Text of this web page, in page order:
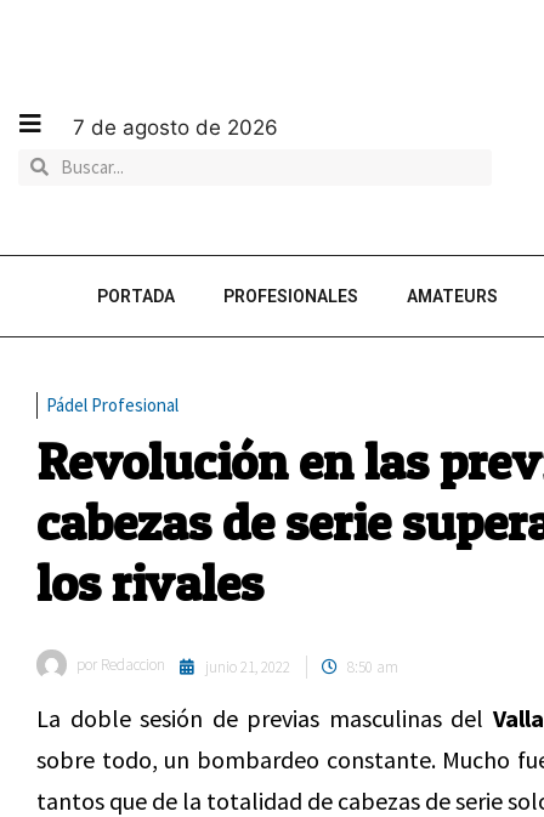
7 de agosto de 2026
PORTADA PROFESIONALES AMATEURS
Pádel Profesional
Revolución en las
cabezas de serie
los rivales
por Redaccion junio 21, 2022 8:50 am
La doble sesión de previas masculinas del
sobre todo, un bombardeo constante. Mucho
tantos que de la totalidad de cabezas de serie